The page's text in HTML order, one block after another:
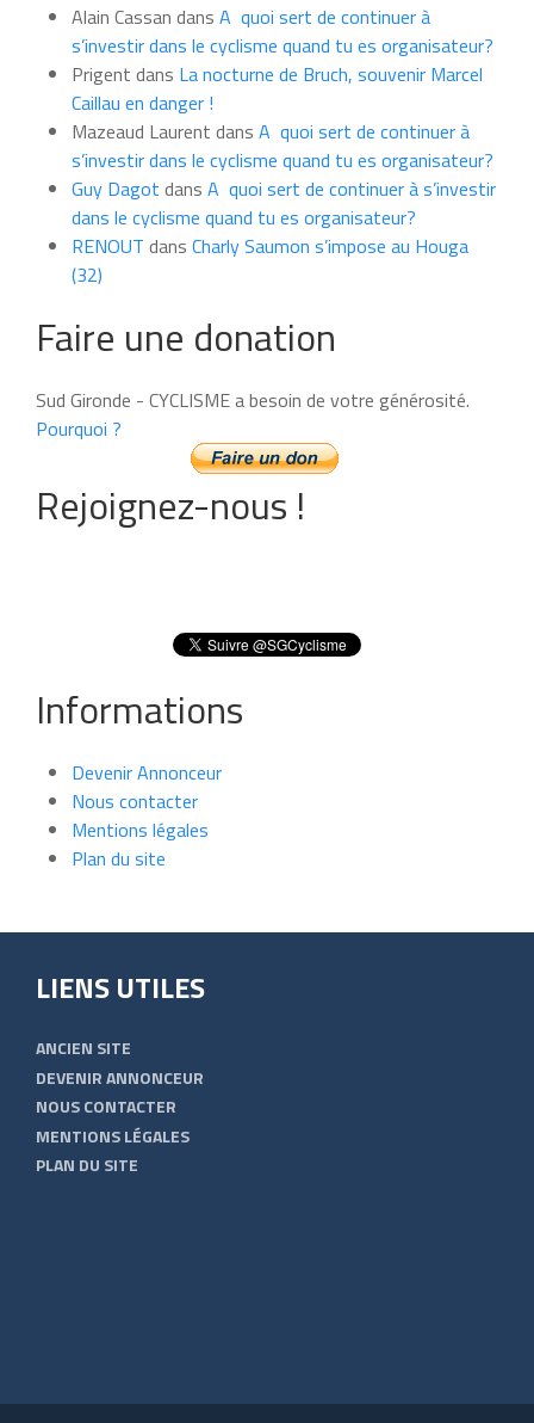
moisAlain Cassan dans A quoi sert de continuer à
s’investir dans le cyclisme quand tu es organisateur?
Prigent dans La nocturne de Bruch, souvenir Marcel
Caillau en danger !
Mazeaud Laurent dans A quoi sert de continuer à
s’investir dans le cyclisme quand tu es organisateur?
Guy Dagot dans A quoi sert de continuer à s’investir
dans le cyclisme quand tu es organisateur?
RENOUT dans Charly Saumon s’impose au Houga
(32)
Faire une donation
Sud Gironde - CYCLISME a besoin de votre générosité.
Pourquoi ?
Rejoignez-nous !
Informations
Devenir Annonceur
Nous contacter
Mentions légales
Plan du site
LIENS UTILES
ANCIEN SITE
DEVENIR ANNONCEUR
NOUS CONTACTER
MENTIONS LÉGALES
PLAN DU SITE